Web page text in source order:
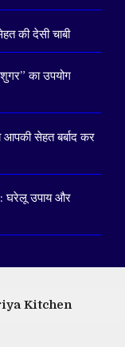
की देसी चाबी
का उपयोग
सेहत बर्बाद कर
घरेलू उपाय और
Kitchen